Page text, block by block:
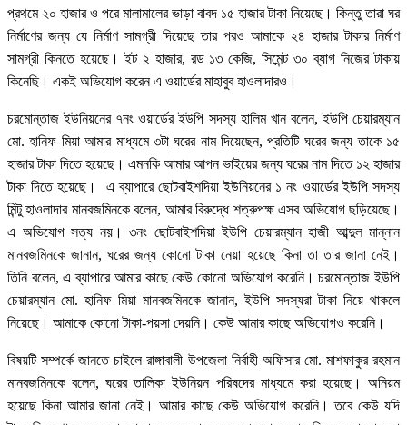
প্রথমে ২০ হাজার ও পরে মালামালের ভাড়া বাবদ ১৫ হাজার টাকা নিয়েছে। কিন্তু তারা ঘর
নির্মাণের জন্য যে নির্মাণ সামগ্রী দিয়েছে তার পরও আমাকে ২৪ হাজার টাকার নির্মাণ
সামগ্রী কিনতে হয়েছে। ইট ২ হাজার, রড ১৩ কেজি, সিমেন্ট ৩০ ব্যাগ নিজের টাকায়
কিনেছি। একই অভিযোগ করেন এ ওয়ার্ডের মাহাবুব হাওলাদারও।
চরমোন্তাজ ইউনিয়নের ৭নং ওয়ার্ডের ইউপি সদস্য হালিম খান বলেন, ইউপি চেয়ারম্যান
মো. হানিফ মিয়া আমার মাধ্যমে ৩টা ঘরের নাম দিয়েছেন, প্রতিটি ঘরের জন্য তাকে ১৫
হাজার টাকা দিতে হয়েছে। এমনকি আমার আপন ভাইয়ের জন্য ঘরের নাম দিতে ১২ হাজার
টাকা দিতে হয়েছে। এ ব্যাপারে ছোটবাইশদিয়া ইউনিয়নের ১ নং ওয়ার্ডের ইউপি সদস্য
মিন্টু হাওলাদার মানবজমিনকে বলেন, আমার বিরুদ্ধে শত্রুপক্ষ এসব অভিযোগ ছড়িয়েছে।
এ অভিযোগ সত্য নয়। ৩নং ছোটবাইশদিয়া ইউপি চেয়ারম্যান হাজী আব্দুল মান্নান
মানবজমিনকে জানান, ঘরের জন্য কোনো টাকা নেয়া হয়েছে কিনা তা তার জানা নেই।
তিনি বলেন, এ ব্যাপারে আমার কাছে কেউ কোনো অভিযোগ করেনি। চরমোন্তাজ ইউপি
চেয়ারম্যান মো. হানিফ মিয়া মানবজমিনকে জানান, ইউপি সদস্যরা টাকা নিয়ে থাকলে
নিয়েছে। আমাকে কোনো টাকা-পয়সা দেয়নি। কেউ আমার কাছে অভিযোগও করেনি।
বিষয়টি সম্পর্কে জানতে চাইলে রাঙ্গাবালী উপজেলা নির্বাহী অফিসার মো. মাশফাকুর রহমান
মানবজমিনকে বলেন, ঘরের তালিকা ইউনিয়ন পরিষদের মাধ্যমে করা হয়েছে। অনিয়ম
হয়েছে কিনা আমার জানা নেই। আমার কাছে কেউ অভিযোগ করেনি। তবে কেউ যদি